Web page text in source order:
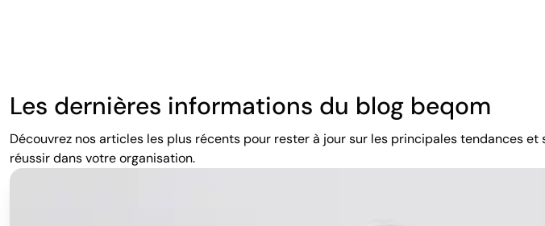
Les commerciaux dont les ventes individuelles sont imprévisibles, mais dont la
Conseil d’expert :associez les primes fondées sur les ventes à d'autres formes de
commerciales et de stimuler la réussite financière de votre entreprise.
Les dernières informations du blog beqom
Découvrez nos articles les plus récents pour rester à jour sur les principales tendances
réussir dans votre organisation.